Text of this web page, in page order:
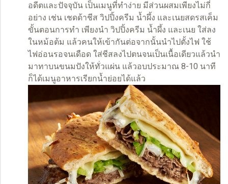
อดีตและปัจจุบัน เป็นเมนูที่ทำง่าย มีส่วนผสมเพียงไม่กี่
อย่าง เช่น เชดด้าชีส วิปปิ้งครีม น้ำผึ้ง และเนยสดรสเค็ม
ขั้นตอนการทำ เพียงนำ วิปปิ้งครีม น้ำผึ้ง และเนย ใส่ลง
ในหม้อต้ม แล้วคนให้เข้ากันต่อจากนั้นนำไปตั้งไฟ ใช้
ไฟอ่อนรอจนเดือด ใส่ชีสลงไปตนจนเป็นเนื้อเดียวแล้วนำ
มาทาบนขนมปังให้ทั่วแผ่น แล้วอบประมาณ 8-10 นาที
ก็ได้เมนูอาหารเรียกน้ำย่อยได้แล้ว